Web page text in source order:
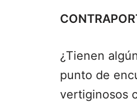
¿Tienen
punto de
vertiginosos